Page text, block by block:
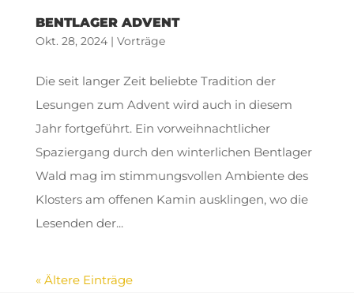
BENTLAGER ADVENT
Okt. 28, 2024| Vorträge
Die seit langer Zeit beliebte Tradition der
Lesungen zum Advent wird auch in diesem
Jahr fortgeführt. Ein vorweihnachtlicher
Spaziergang durch den winterlichen Bentlager
Wald mag im stimmungsvollen Ambiente des
Klosters am offenen Kamin ausklingen, wo die
Lesenden der...
« Ältere Einträge